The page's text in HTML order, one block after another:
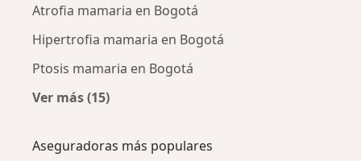
Atrofia mamaria en Bogotá
Hipertrofia mamaria en Bogotá
Ptosis mamaria en Bogotá
Ver más (15)
Aseguradoras más populares